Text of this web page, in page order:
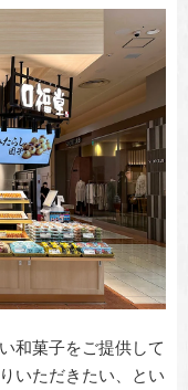
和菓子をご提供して
いただきたい、とい